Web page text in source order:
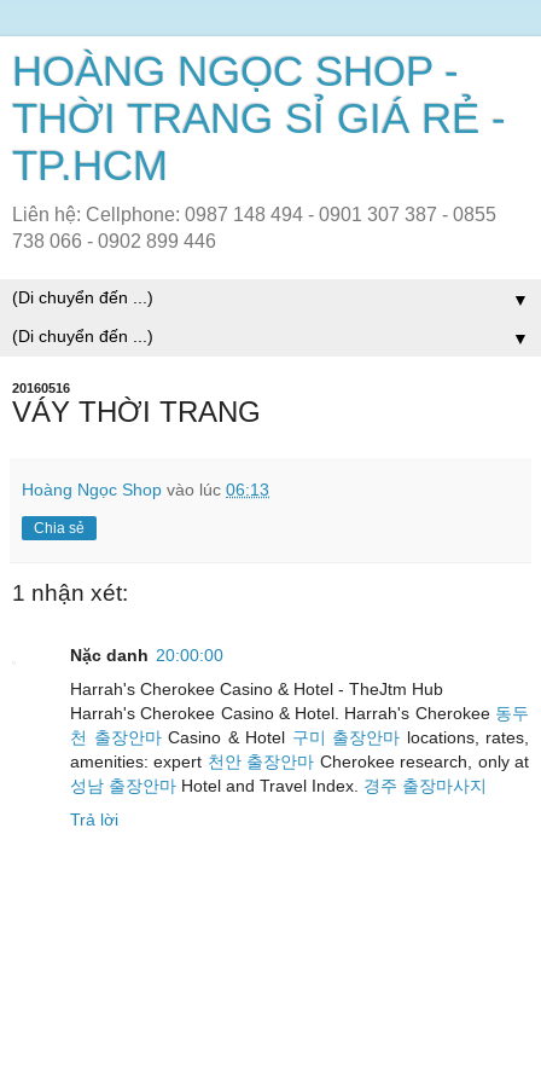
HOÀNG NGỌC SHOP -
THỜI TRANG SỈ GIÁ RẺ -
TP.HCM
Liên hệ: Cellphone: 0987 148 494 - 0901 307 387 - 0855
738 066 - 0902 899 446
▼
▼
20160516
VÁY THỜI TRANG
Hoàng Ngọc Shop vào lúc 06:13
Chia sẻ
1 nhận xét:
Nặc danh 20:00:00
Harrah's Cherokee Casino & Hotel - TheJtm Hub
Harrah's Cherokee Casino & Hotel. Harrah's Cherokee 동두
천 출장안마Casino & Hotel 구미 출장안마 locations, rates,
amenities: expert 천안 출장안마 Cherokee research, only at
성남 출장안마 Hotel and Travel Index. 경주 출장마사지
Trả lời